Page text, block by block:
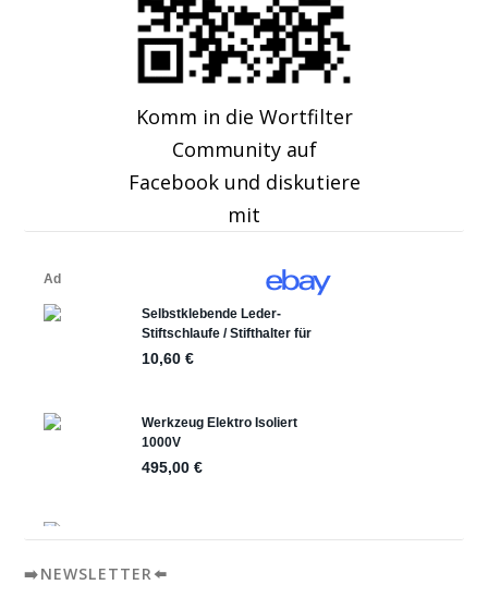
Komm in die Wortfilter
Community auf
Facebook und diskutiere
mit
➡️NEWSLETTER⬅️